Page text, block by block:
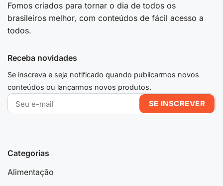
Fomos criados para tornar o dia de todos os
brasileiros melhor, com conteúdos de fácil acesso a
todos.
Categorias
Alimentação
Receba novidades
Se inscreva e seja notificado quando publicarmos novos
conteúdos ou lançarmos novos produtos.